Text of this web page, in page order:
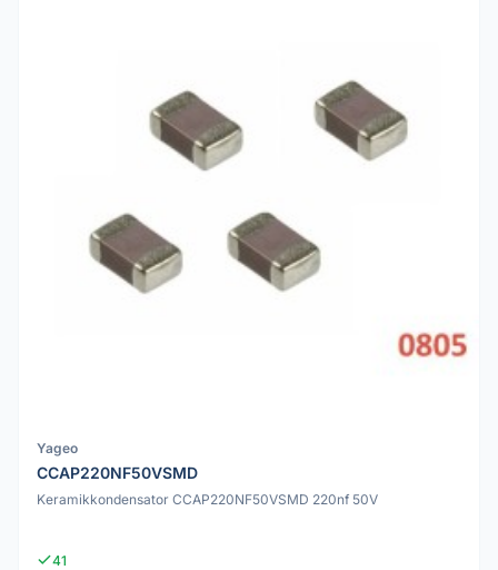
Yageo
CCAP220NF50VSMD
Keramikkondensator CCAP220NF50VSMD 220nf 50V
41